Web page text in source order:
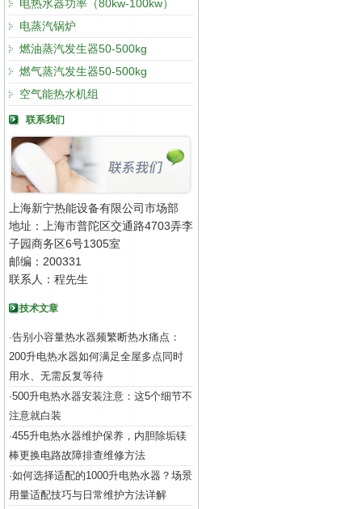
电热水器功率（80kw-100kw）
电蒸汽锅炉
燃油蒸汽发生器50-500kg
燃气蒸汽发生器50-500kg
空气能热水机组
联系我们
上海新宁热能设备有限公司市场部
地址：上海市普陀区交通路4703弄李
子园商务区6号1305室
邮编：200331
联系人：程先生
技术文章
·告别小容量热水器频繁断热水痛点：
200升电热水器如何满足全屋多点同时
用水、无需反复等待
·500升电热水器安装注意：这5个细节不
注意就白装
·455升电热水器维护保养，内胆除垢镁
棒更换电路故障排查维修方法
·如何选择适配的1000升电热水器？场景
用量适配技巧与日常维护方法详解